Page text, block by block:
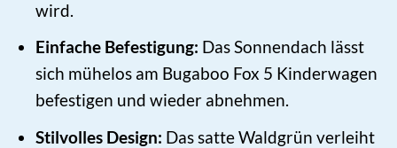
wird.
Einfache Befestigung: Das Sonnendach lässt
sich mühelos am Bugaboo Fox 5 Kinderwagen
befestigen und wieder abnehmen.
Stilvolles Design: Das satte Waldgrün verleiht